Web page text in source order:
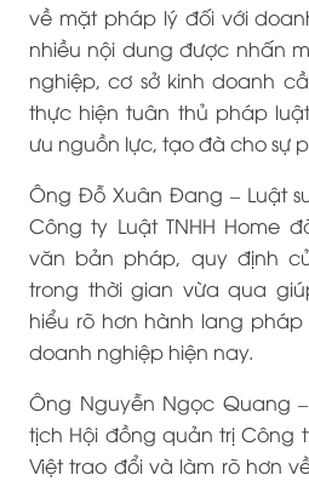
về mặt pháp lý đối với
nhiều nội dung được nhấn
nghiệp, cơ sở kinh doanh
thực hiện tuân thủ pháp
ưu nguồn lực, tạo đà cho sự
Ông Đỗ Xuân Đang – Luật
Công ty Luật TNHH Home
văn bản pháp, quy định
trong thời gian vừa qua
hiểu rõ hơn hành lang
doanh nghiệp hiện nay.
Ông Nguyễn Ngọc Quang
tịch Hội đồng quản trị Công
Việt trao đổi và làm rõ hơn